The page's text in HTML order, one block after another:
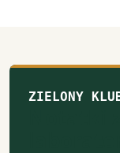
ZIELONY